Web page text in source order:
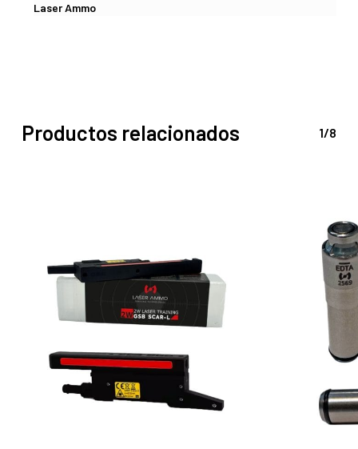
Laser Ammo
Productos relacionados 1/8